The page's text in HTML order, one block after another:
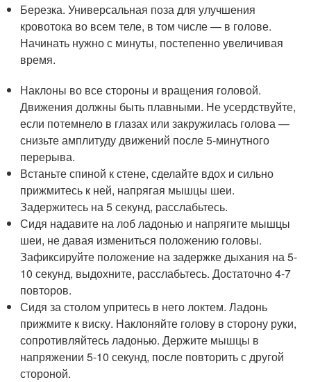
Березка. Универсальная поза для улучшения
кровотока во всем теле, в том числе — в голове.
Начинать нужно с минуты, постепенно увеличивая
время.
Наклоны во все стороны и вращения головой.
Движения должны быть плавными. Не усердствуйте,
если потемнело в глазах или закружилась голова —
снизьте амплитуду движений после 5-минутного
перерыва.
Встаньте спиной к стене, сделайте вдох и сильно
прижмитесь к ней, напрягая мышцы шеи.
Задержитесь на 5 секунд, расслабьтесь.
Сидя надавите на лоб ладонью и напрягите мышцы
шеи, не давая измениться положению головы.
Зафиксируйте положение на задержке дыхания на 5-
10 секунд, выдохните, расслабьтесь. Достаточно 4-7
повторов.
Сидя за столом упритесь в него локтем. Ладонь
прижмите к виску. Наклоняйте голову в сторону руки,
сопротивляйтесь ладонью. Держите мышцы в
напряжении 5-10 секунд, после повторить с другой
стороной.